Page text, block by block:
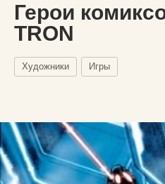
Герои
TRON
Художники Игры